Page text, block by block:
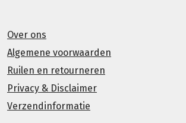
Over ons
Algemene voorwaarden
Ruilen en retourneren
Privacy & Disclaimer
Verzendinformatie